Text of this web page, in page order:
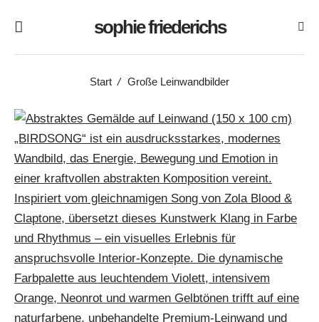
sophie friederichs
Start / Große Leinwandbilder